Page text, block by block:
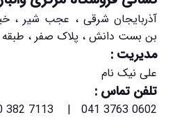
آذربایجان شرقی ، عجب شیر ،
بن بست دانش ، پلاک صفر ، طبقه
مدیریت :
علی نیک نام
تلفن تماس :
0602 3763 041 | 7113 382 0930